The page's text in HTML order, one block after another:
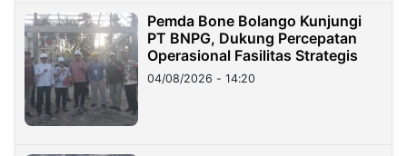
Pemda Bone Bolango Kunjungi
PT BNPG, Dukung Percepatan
Operasional Fasilitas Strategis
04/08/2026 - 14:20